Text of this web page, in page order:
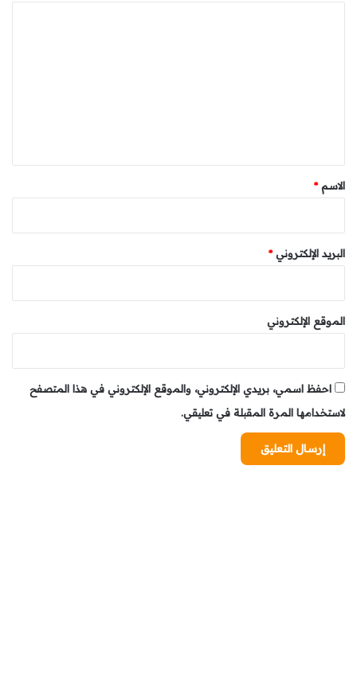
*
الاسم*
البريد الإلكتروني*
الموقع الإلكتروني
احفظ اسمي، بريدي الإلكتروني، والموقع الإلكتروني في هذا المتصفح
لاستخدامها المرة المقبلة في تعليقي.